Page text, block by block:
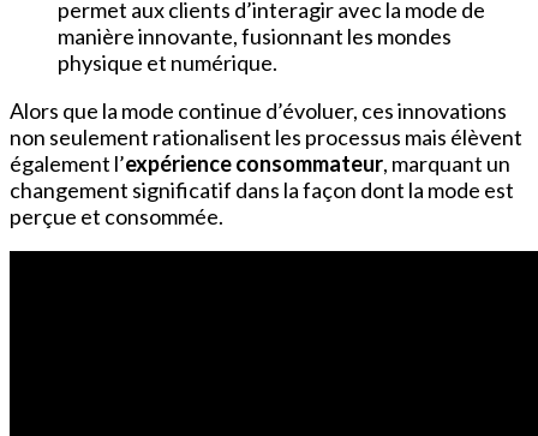
permet aux clients d’interagir avec la mode de
manière innovante, fusionnant les mondes
physique et numérique.
Alors que la mode continue d’évoluer, ces innovations
non seulement rationalisent les processus mais élèvent
également l’expérience consommateur, marquant un
changement significatif dans la façon dont la mode est
perçue et consommée.